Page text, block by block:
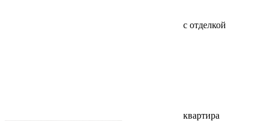
с отделкой
квартира